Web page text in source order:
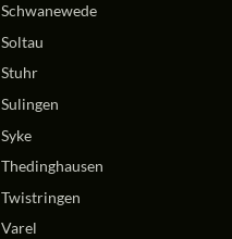
Schwanewede
Soltau
Stuhr
Sulingen
Syke
Thedinghausen
Twistringen
Varel